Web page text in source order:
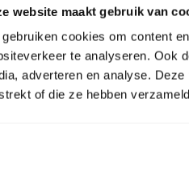
website maakt gebruik van
gebruiken cookies om content
te analyseren. Ook
adverteren en analyse.
of die ze hebben
zeggen
ons met